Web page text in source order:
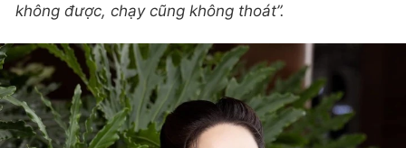
không được, chạy cũng không thoát”.